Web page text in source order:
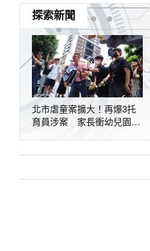
探索新聞
北市虐童案擴大！再爆3托
育員涉案 家長衝幼兒園抗